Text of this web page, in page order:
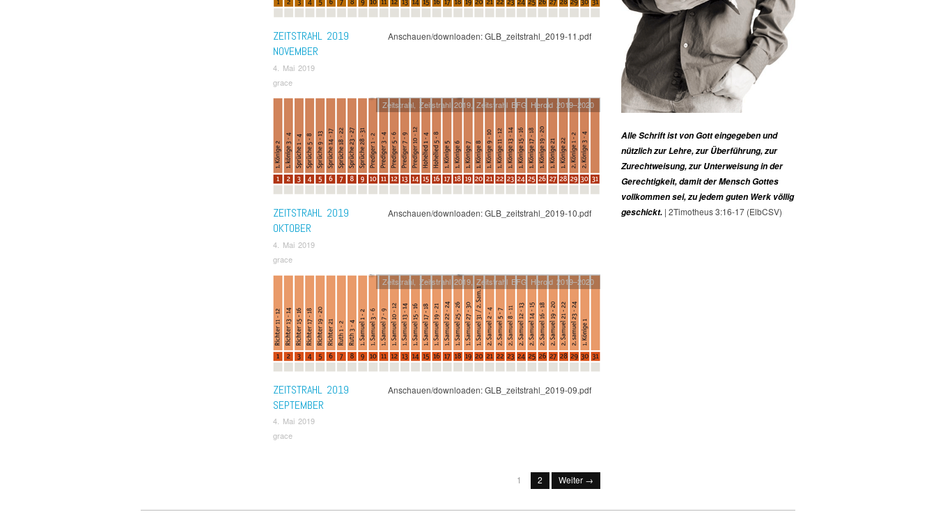
ZEITSTRAHL 2019
NOVEMBER
4. Mai 2019
grace
Anschauen/downloaden: GLB_zeitstrahl_2019-11.pdf
ZEITSTRAHL 2019
OKTOBER
4. Mai 2019
grace
Zeitstrahl,Zeitstrahl 2019,Zeitstrahl EFG Herold 2019–2020
Anschauen/downloaden: GLB_zeitstrahl_2019-10.pdf
ZEITSTRAHL 2019
SEPTEMBER
4. Mai 2019
grace
Zeitstrahl ,Zeitstrahl 2019 ,Zeitstrahl EFG Herold 2019–2020
Anschauen/downloaden: GLB_zeitstrahl_2019-09.pdf
1 2 Weiter →
Alle Schrift ist von Gott eingegeben und
nützlich zur Lehre, zur Überführung, zur
Zurechtweisung, zur Unterweisung in der
Gerechtigkeit, damit der Mensch Gottes
vollkommen sei, zu jedem guten Werk völlig
geschickt. | 2Timotheus 3:16-17 (ElbCSV)